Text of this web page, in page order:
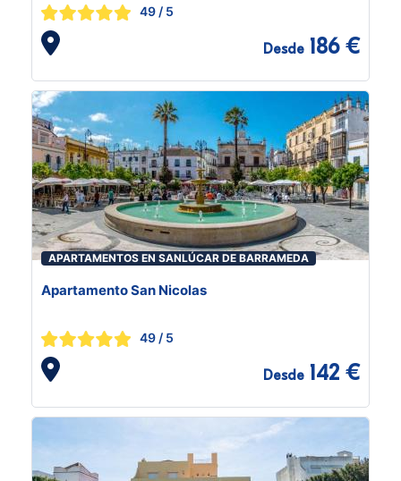
49 / 5
Desde 186 €
APARTAMENTOS EN SANLÚCAR DE BARRAMEDA
Apartamento San Nicolas
49 / 5
Desde 142 €